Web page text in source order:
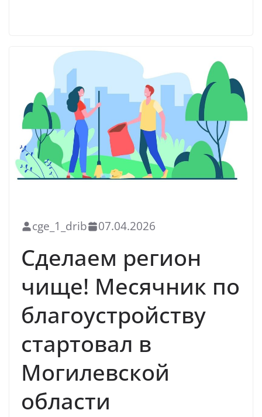
cge_1_drib 07.04.2026
Сделаем регион
чище! Месячник по
благоустройству
стартовал в
Могилевской
области